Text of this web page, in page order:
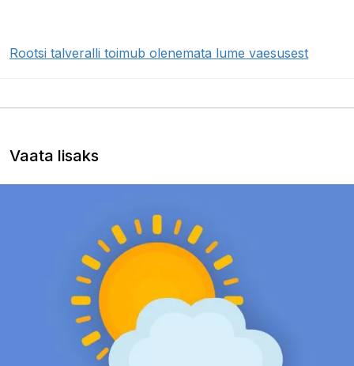
Rootsi talveralli toimub olenemata lume vaesusest
Vaata lisaks